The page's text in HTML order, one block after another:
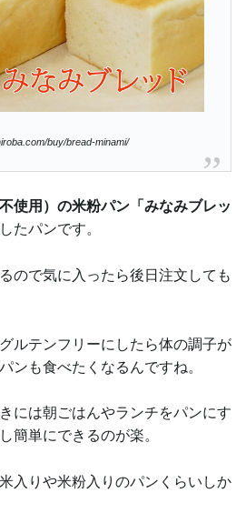
buy/bread-minami/
使用）の米粉パン「みなみブレッ
たパンです。
ので気に入ったら後日注文しても
ルテンフリーにしたら体の調子が
ンも食べたくなるんですね。
には朝ごはんやランチをパンにす
簡単にできるのが楽。
入りや米粉入りのパンくらいしか